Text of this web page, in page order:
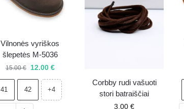
Vilnonės vyriškos
šlepetės M-5036
15.00€ 12.00 €
41 42 +4
Corbby rudi vašuoti
stori batraiščiai
3.00€